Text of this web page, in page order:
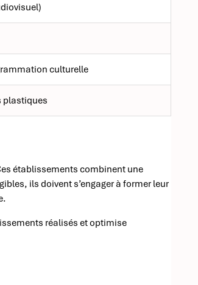
culturelle
plastiques
établissements combinent une
ils doivent s’engager à former leur
réalisés et optimise